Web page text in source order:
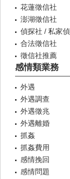
花蓮徵信社
澎湖徵信社
偵探社 / 私家
合法徵信社
徵信社推薦
感情類業務
外遇
外遇調查
外遇徵兆
外遇離婚
抓姦
抓姦費用
感情挽回
感情問題